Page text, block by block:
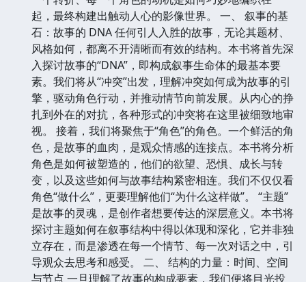
起，最终构建出触动人心的影像世界。 一、 叙事的基
石：故事的 DNA 任何引人入胜的故事，无论其题材、
风格如何，都离不开清晰而有效的结构。本书将首先深
入探讨故事的“DNA”，即构成叙事生命体的最基本要
素。我们将从“冲突”出发，理解冲突如何成为故事的引
擎，驱动角色行动，并推动情节向前发展。从内心的挣
扎到外在的对抗，各种形式的冲突将在这里被细致地审
视。 接着，我们将聚焦于“角色”的角色。一个鲜活的角
色，是故事的血肉，是观众情感的连接点。本书将分析
角色是如何被塑造的，他们的欲望、恐惧、成长与转
变，以及这些如何与故事结构紧密相连。我们不仅仅看
角色“做什么”，更要理解他们“为什么这样做”。 “主题”
是故事的灵魂，是创作者想要传达的深层意义。本书将
探讨主题如何在叙事结构中得以体现和深化，它并非独
立存在，而是渗透在每一个情节、每一次对话之中，引
导观众去思考和感受。 二、 结构的力量：时间、空间
与节点 一旦理解了故事的构成要素，我们便将目光投